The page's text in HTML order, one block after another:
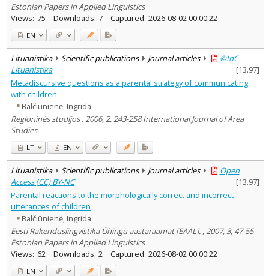
Estonian Papers in Applied Linguistics
Views: 75 Downloads: 7 Captured: 2026-08-02 00:00:22
EN
Lituanistika Scientific publications Journal articles
©InC –
Lituanistika
[13.97]
Metadiscursive questions as a parental strategy of communicating
with children
Balčiūnienė, Ingrida
Regioninės studijos , 2006, 2, 243-258 International Journal of Area
Studies
LT EN
Lituanistika Scientific publications Journal articles
Open
Access (CC) BY-NC
[13.97]
Parental reactions to the morphologically correct and incorrect
utterances of children
Balčiūnienė, Ingrida
Eesti Rakenduslingvistika Ühingu aastaraamat [EAAL]. , 2007, 3, 47-55
Estonian Papers in Applied Linguistics
Views: 62 Downloads: 2 Captured: 2026-08-02 00:00:22
EN